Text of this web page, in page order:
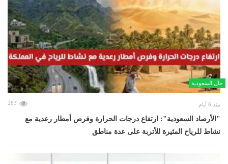
حال السعودية
منذ 6 أيام 283
"الأرصاد السعودية": ارتفاع درجات الحرارة وفرص أمطار رعدية مع
نشاط للرياح المثيرة للأتربة على عدة مناطق